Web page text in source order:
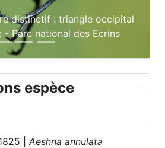
distinctif : triangle occipital
Parc national des Ecrins
espèce
|Aeshna annulata